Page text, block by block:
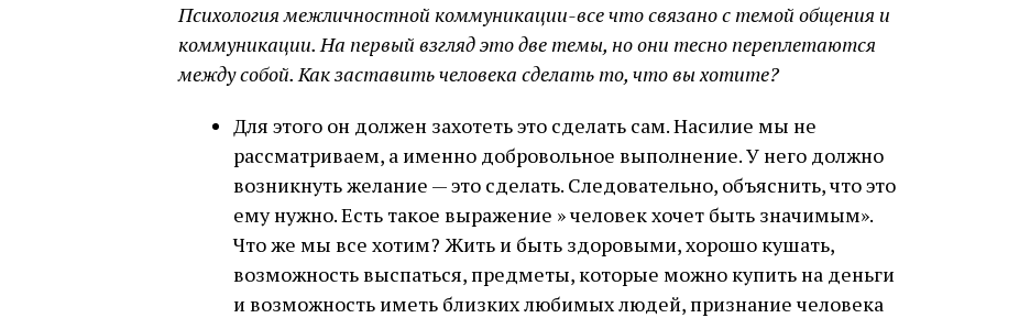
Психология межличностной коммуникации-все что связано с темой общения и
коммуникации. На первый взгляд это две темы, но они тесно переплетаются
между собой. Как заставить человека сделать то, что вы хотите?
Для этого он должен захотеть это сделать сам. Насилие мы не
рассматриваем, а именно добровольное выполнение. У него должно
возникнуть желание — это сделать. Следовательно, объяснить, что это
ему нужно. Есть такое выражение » человек хочет быть значимым».
Что же мы все хотим? Жить и быть здоровыми, хорошо кушать,
возможность выспаться, предметы, которые можно купить на деньги
и возможность иметь близких любимых людей, признание человека